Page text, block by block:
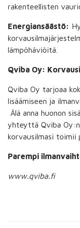
rakenteellisten
Energiansäästö:
lämpöhäviöitä.
Qviba Oy:
Qviba Oy tarjoaa
lisäämiseen ja
Älä anna huonon
yhteyttä Qviba
korvausilmasi toimii
Parempi
www.qviba.fi